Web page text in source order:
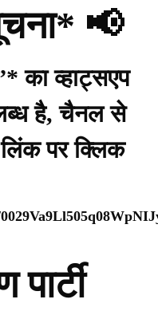
📢
का व्हाट्सएप
है, चैनल से
पर क्लिक